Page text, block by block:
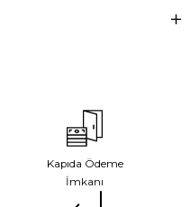
Kapıda Ödeme
İmkanı